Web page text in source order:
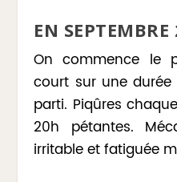
EN
On commence le
court sur une durée
parti. Piqûres
20h pétantes.
irritable et fatiguée